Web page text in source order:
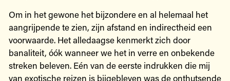
Om in het gewone het bijzondere en al helemaal het
aangrijpende te zien, zijn afstand en indirectheid een
voorwaarde. Het alledaagse kenmerkt zich door
banaliteit, óók wanneer we het in verre en onbekende
streken beleven. Eén van de eerste indrukken die mij
van exotische reizen is bijgebleven was de onthutsende